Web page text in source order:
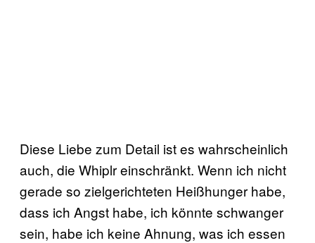
Diese Liebe zum Detail ist es wahrscheinlich
auch, die Whiplr einschränkt. Wenn ich nicht
gerade so zielgerichteten Heißhunger habe,
dass ich Angst habe, ich könnte schwanger
sein, habe ich keine Ahnung, was ich essen